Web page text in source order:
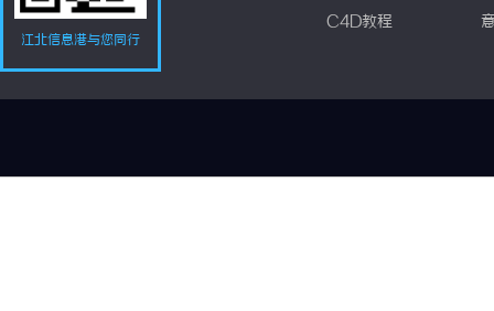
江北信息港与您同行
C4D教程